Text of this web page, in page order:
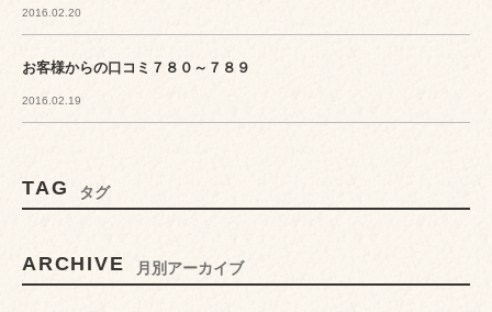
2016.02.20
お客様からの口コミ７８０～７８９
2016.02.19
TAG タグ
ARCHIVE 月別アーカイブ